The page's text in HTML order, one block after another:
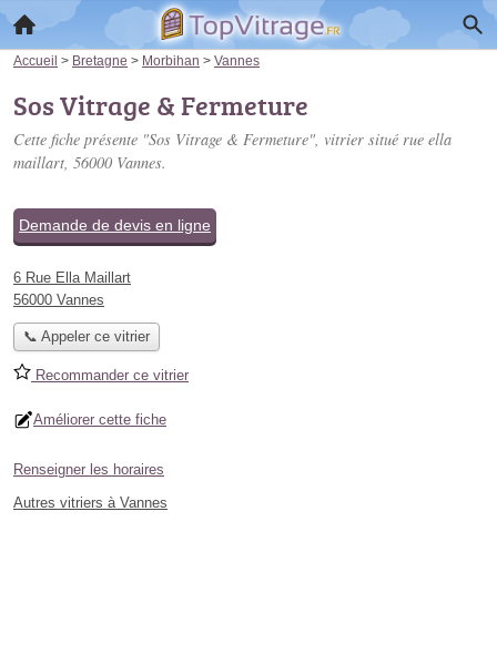
Accueil > Bretagne > Morbihan > Vannes
Sos Vitrage & Fermeture
Cette fiche présente "Sos Vitrage & Fermeture", vitrier situé rue ella
maillart, 56000 Vannes.
Demande de devis en ligne
6 Rue Ella Maillart
56000 Vannes
📞 Appeler ce vitrier
Recommander ce vitrier
Améliorer cette fiche
Renseigner les horaires
Autres vitriers à Vannes